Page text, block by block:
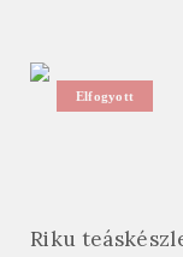
Elfogyott
Riku